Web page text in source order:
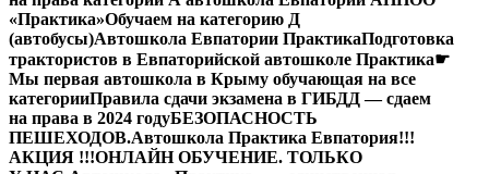
«Практика»Обучаем на категорию Д
(автобусы)Автошкола Евпатории ПрактикаПодготовка
трактористов в Евпаторийской автошколе Практика☛
Мы первая автошкола в Крыму обучающая на все
категорииПравила сдачи экзамена в ГИБДД — сдаем
на права в 2024 годуБЕЗОПАСНОСТЬ
ПЕШЕХОДОВ.Автошкола Практика Евпатория!!!
АКЦИЯ !!!ОНЛАЙН ОБУЧЕНИЕ. ТОЛЬКО